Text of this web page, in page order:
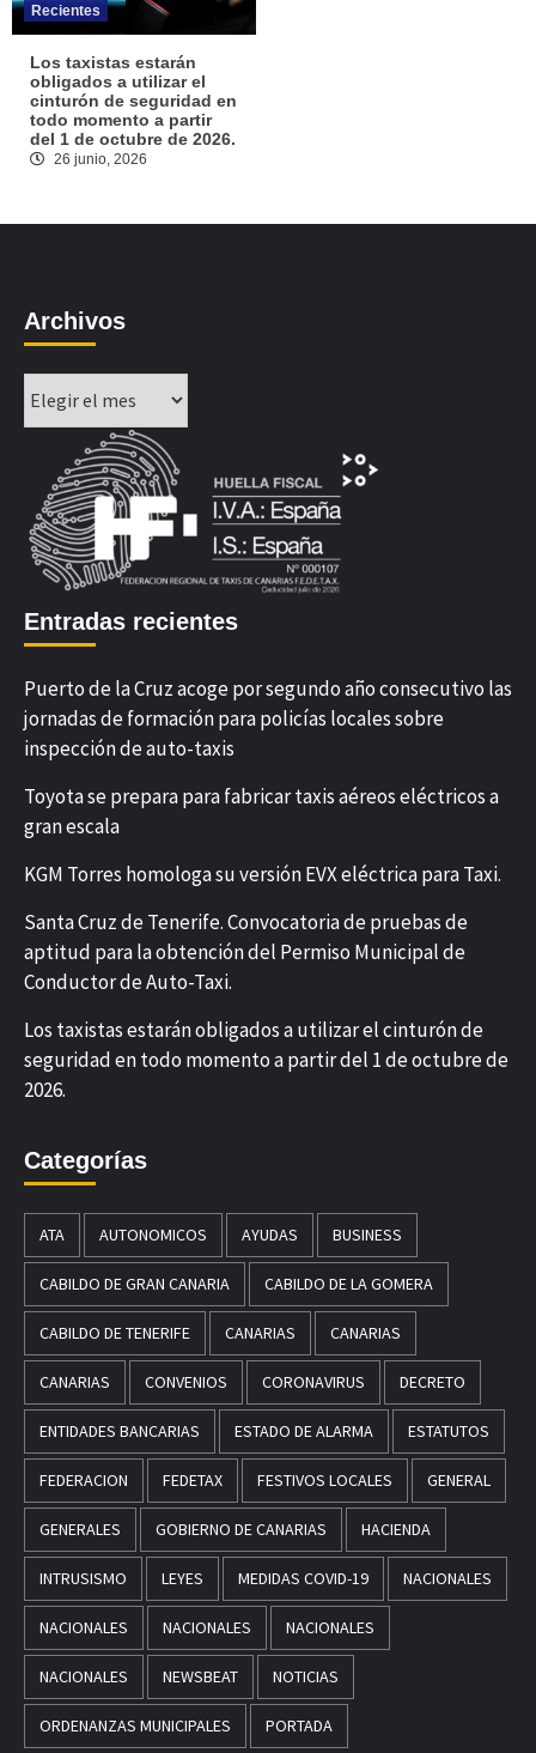
Recientes
Los taxistas estarán
obligados a utilizar el
cinturón de seguridad en
todo momento a partir
del 1 de octubre de 2026.
26 junio, 2026
Archivos
Entradas recientes
Puerto de la Cruz acoge por segundo año consecutivo las
jornadas de formación para policías locales sobre
inspección de auto-taxis
Toyota se prepara para fabricar taxis aéreos eléctricos a
gran escala
KGM Torres homologa su versión EVX eléctrica para Taxi.
Santa Cruz de Tenerife. Convocatoria de pruebas de
aptitud para la obtención del Permiso Municipal de
Conductor de Auto-Taxi.
Los taxistas estarán obligados a utilizar el cinturón de
seguridad en todo momento a partir del 1 de octubre de
2026.
Categorías
ATA AUTONOMICOS AYUDAS BUSINESS
CABILDO DE GRAN CANARIA CABILDO DE LA GOMERA
CABILDO DE TENERIFE CANARIAS CANARIAS
CANARIAS CONVENIOS CORONAVIRUS DECRETO
ENTIDADES BANCARIAS ESTADO DE ALARMA ESTATUTOS
FEDERACION FEDETAX FESTIVOS LOCALES GENERAL
GENERALES GOBIERNO DE CANARIAS HACIENDA
INTRUSISMO LEYES MEDIDAS COVID-19 NACIONALES
NACIONALES NACIONALES NACIONALES
NACIONALES NEWSBEAT NOTICIAS
ORDENANZAS MUNICIPALES PORTADA